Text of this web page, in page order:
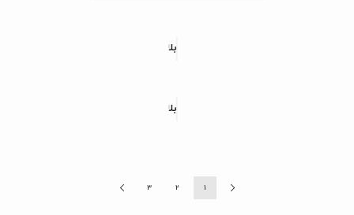
بلاط البورسلین لاندا
بلاط البورسلین پورتوریکو
1
2
3